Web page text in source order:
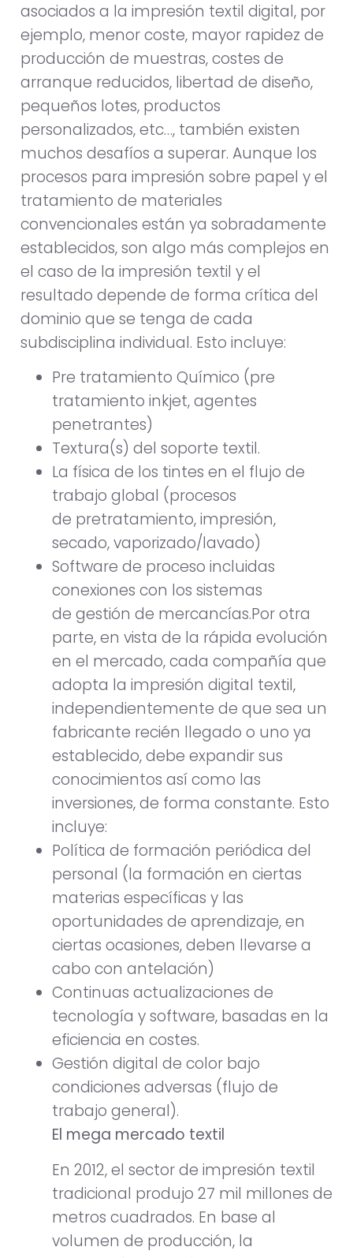
asociados a la impresión textil digital, por
ejemplo, menor coste, mayor rapidez de
producción de muestras, costes de
arranque reducidos, libertad de diseño,
pequeños lotes, productos
personalizados, etc…, también existen
muchos desafíos a superar. Aunque los
procesos para impresión sobre papel y el
tratamiento de materiales
convencionales están ya sobradamente
establecidos, son algo más complejos en
el caso de la impresión textil y el
resultado depende de forma crítica del
dominio que se tenga de cada
subdisciplina individual. Esto incluye:
Pre tratamiento Químico (pre
tratamiento inkjet, agentes
penetrantes)
Textura(s) del soporte textil.
La física de los tintes en el flujo de
trabajo global (procesos
de pretratamiento, impresión,
secado, vaporizado/lavado)
Software de proceso incluidas
conexiones con los sistemas
de gestión de mercancías.Por otra
parte, en vista de la rápida evolución
en el mercado, cada compañía que
adopta la impresión digital textil,
independientemente de que sea un
fabricante recién llegado o uno ya
establecido, debe expandir sus
conocimientos así como las
inversiones, de forma constante. Esto
incluye:
Política de formación periódica del
personal (la formación en ciertas
materias específicas y las
oportunidades de aprendizaje, en
ciertas ocasiones, deben llevarse a
cabo con antelación)
Continuas actualizaciones de
tecnología y software, basadas en la
eficiencia en costes.
Gestión digital de color bajo
condiciones adversas (flujo de
trabajo general).
El mega mercado textil
En 2012, el sector de impresión textil
tradicional produjo 27 mil millones de
metros cuadrados. En base al
volumen de producción, la